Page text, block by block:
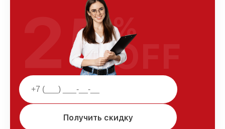
Получить скидку
25%
OFF